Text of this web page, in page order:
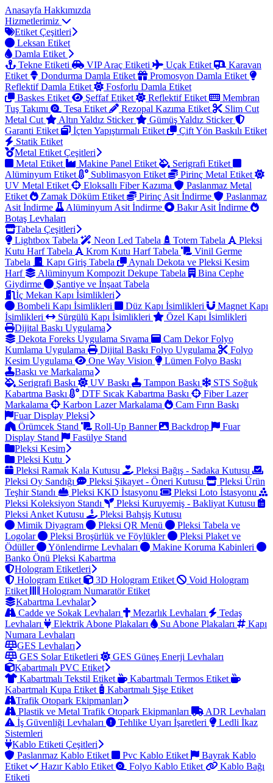
Anasayfa Hakkımızda
Hizmetlerimiz
Etiket Çeşitleri
Leksan Etiket
Damla Etiket
Tekne Etiketi
VIP Araç Etiketi Uçak Etiket
Karavan
Etiket
Dondurma Damla Etiket
Promosyon Damla Etiket
Reflektif Damla Etiket
Fosforlu Damla Etiket
Baskes Etiket
Şeffaf Etiket Reflektif Etiket
Membran
Tuş Takımı
Tesa Etiket Rezopal Kazıma Etiket
Slim Cut
Metal Cut
Altın Yaldız Sticker
Gümüş Yaldız Sticker
Garanti Etiket
İçten Yapıştırmalı Etiket
Çift Yön Baskılı Etiket
Statik Etiket
Metal Etiket Çeşitleri
Metal Etiket
Makine Panel Etiket
Serigrafi Etiket
Alüminyum Etiket
Sublimasyon Etiket
Pirinç Metal Etiket
UV Metal Etiket
Eloksallı Fiber Kazıma
Paslanmaz Metal
Etiket
Zamak Döküm Etiket Pirinç Asit İndirme
Paslanmaz
Asit İndirme
Alüminyum Asit İndirme
Bakır Asit İndirme
Botaş Levhaları
Tabela Çeşitleri
Lightbox Tabela
Neon Led Tabela Totem Tabela
Pleksi
Kutu Harf Tabela
Krom Kutu Harf Tabela
Vinil Germe
Tabela
Kapı Giriş Tabela
Aynalı Dekota ve Pleksi Kesim
Harf
Alüminyum Kompozit Dekupe Tabela
Bina Cephe
Giydirme
Şantiye ve İnşaat Tabela
İç Mekan Kapı İsimlikleri
Bombeli Kapı İsimlikleri
Düz Kapı İsimlikleri
Magnet Kapı
İsimlikleri
Sürgülü Kapı İsimlikleri
Özel Kapı İsimlikleri
Dijital Baskı Uygulama
Dekota Foreks Uygulama Sıvama
Cam Dekor Folyo
Kumlama Uygulama
Dijital Baskı Folyo Uygulama
Folyo
Kesim Uygulama
One Way Vision
Lümen Folyo Baskı
Baskı ve Markalama
Serigrafi Baskı
UV Baskı Tampon Baskı
STS Soğuk
Kabartma Baskı
DTF Sıcak Kabartma Baskı
Fiber Lazer
Markalama
Karbon Lazer Markalama
Cam Fırın Baskı
Fuar Display Pleksi
Örümcek Stand
Roll-Up Banner Backdrop
Fuar
Display Stand
Fasülye Stand
Pleksi Kesim
Pleksi Kutu
Pleksi Ramak Kala Kutusu
Pleksi Bağış - Sadaka Kutusu
Pleksi Oy Sandığı
Pleksi Şikayet - Öneri Kutusu
Pleksi Ürün
Teşhir Standı
Pleksi KKD İstasyonu
Pleksi Loto İstasyonu
Pleksi Koleksiyon Standı
Pleksi Kuruyemiş - Bakliyat Kutusu
Pleksi Anket Kutusu
Pleksi Bahşiş Kutusu
Mimik Diyagram
Pleksi QR Menü
Pleksi Tabela ve
Logolar
Pleksi Broşürlük ve Föylükler
Pleksi Plaket ve
Ödüller
Yönlendirme Levhaları
Makine Koruma Kabinleri
Banko Önü Pleksi Kabartma
Hologram Etiketleri
Hologram Etiket
3D Hologram Etiket
Void Hologram
Etiket
Hologram Numaratör Etiket
Kabartma Levhalar
Cadde ve Sokak Levhaları
Mezarlık Levhaları
Tedaş
Levhaları
Elektrik Abone Plakaları Su Abone Plakaları
Kapı
Numara Levhaları
GES Levhaları
GES Solar Etiketleri
GES Güneş Enerji Levhaları
Kabartmalı PVC Etiket
Kabartmalı Tekstil Etiket
Kabartmalı Termos Etiket
Kabartmalı Kupa Etiket
Kabartmalı Şişe Etiket
Trafik Otopark Ekipmanları
Plastik ve Metal Trafik Otopark Ekipmanları
ADR Levhaları
İş Güvenliği Levhaları
Tehlike Uyarı İşaretleri
Ledli İkaz
Sistemleri
Kablo Etiketi Çeşitleri
Paslanmaz Kablo Etiket
Pvc Kablo Etiket
Bayrak Kablo
Etiket
Hazır Kablo Etiket Folyo Kablo Etiket
Kablo Bağı
Etiketi